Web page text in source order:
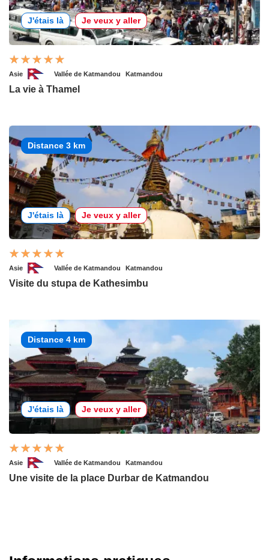
J'étais là Je veux y aller
Asie Vallée de Katmandou Katmandou
La vie à Thamel
Distance 3 km
J'étais là Je veux y aller
Asie Vallée de Katmandou Katmandou
Visite du stupa de Kathesimbu
Distance 4 km
J'étais là Je veux y aller
Asie Vallée de Katmandou Katmandou
Une visite de la place Durbar de Katmandou